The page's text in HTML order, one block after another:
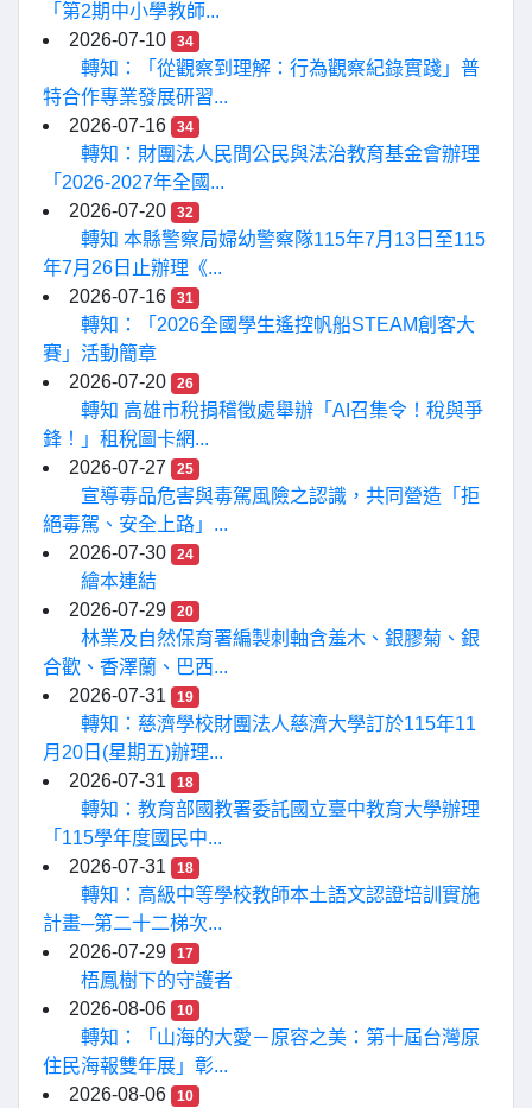
「第2期中小學教師...
2026-07-10
34
轉知：「從觀察到理解：行為觀察紀錄實踐」普
特合作專業發展研習...
2026-07-16
34
轉知：財團法人民間公民與法治教育基金會辦理
「2026-2027年全國...
2026-07-20
32
轉知 本縣警察局婦幼警察隊115年7月13日至115
年7月26日止辦理《...
2026-07-16
31
轉知：「2026全國學生遙控帆船STEAM創客大
賽」活動簡章
2026-07-20
26
轉知 高雄市稅捐稽徵處舉辦「AI召集令！稅與爭
鋒！」租稅圖卡網...
2026-07-27
25
宣導毒品危害與毒駕風險之認識，共同營造「拒
絕毒駕、安全上路」...
2026-07-30
24
繪本連結
2026-07-29
20
林業及自然保育署編製刺軸含羞木、銀膠菊、銀
合歡、香澤蘭、巴西...
2026-07-31
19
轉知：慈濟學校財團法人慈濟大學訂於115年11
月20日(星期五)辦理...
2026-07-31
18
轉知：教育部國教署委託國立臺中教育大學辦理
「115學年度國民中...
2026-07-31
18
轉知：高級中等學校教師本土語文認證培訓實施
計畫─第二十二梯次...
2026-07-29
17
梧鳳樹下的守護者
2026-08-06
10
轉知：「山海的大愛－原容之美：第十屆台灣原
住民海報雙年展」彰...
2026-08-06
10